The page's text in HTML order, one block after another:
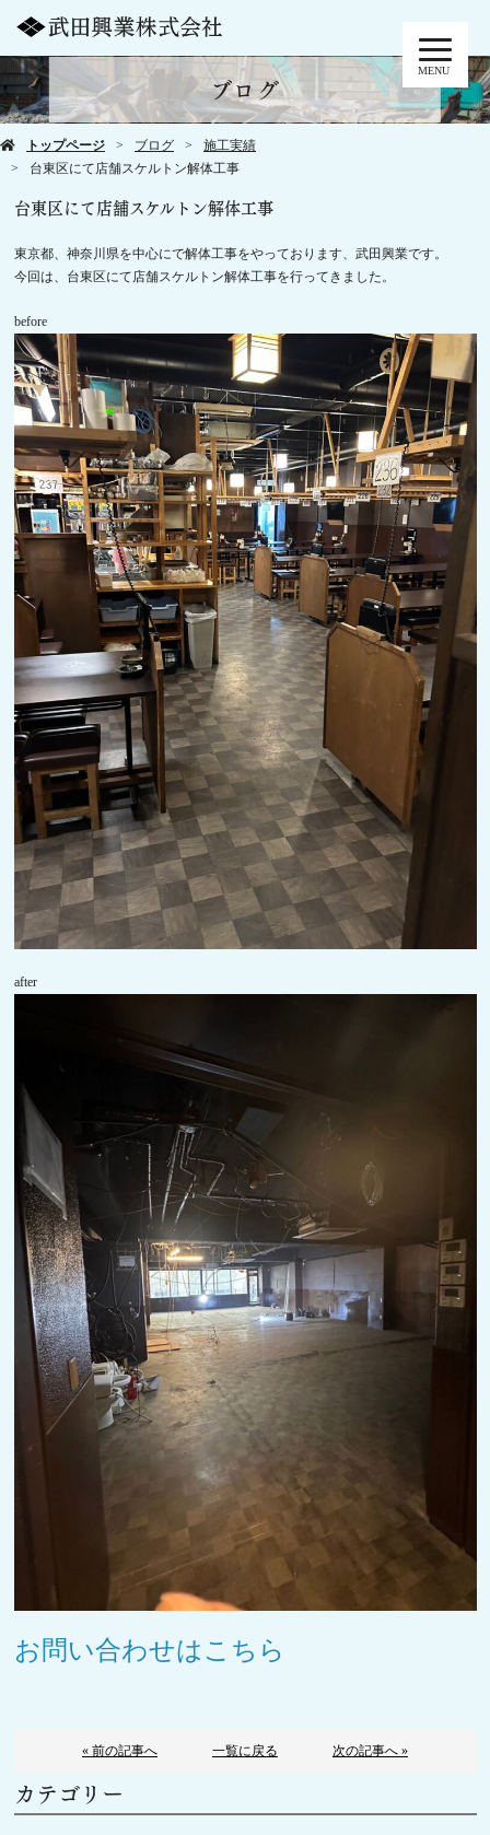
MENU
ブログ
トップページ ブログ
施工実績
台東区にて店舗スケルトン解体工事
台東区にて店舗スケルトン解体工事
東京都、神奈川県を中心にで解体工事をやっております、武田興業です。
今回は、台東区にて店舗スケルトン解体工事を行ってきました。
before
after
お問い合わせはこちら
« 前の記事へ 一覧に戻る 次の記事へ »
カテゴリー